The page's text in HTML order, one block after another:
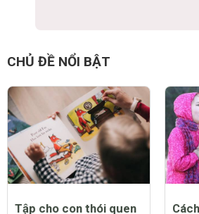
CHỦ ĐỀ NỔI BẬT
Tập cho con thói quen